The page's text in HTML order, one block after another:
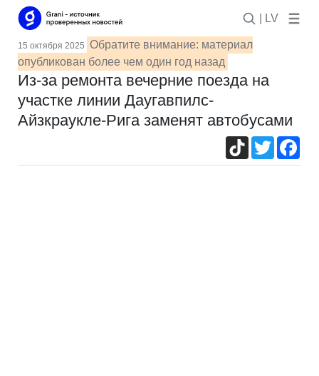
| LV
15 октября 2025 Обратите внимание: материал
опубликован более чем один год назад
Из-за ремонта вечерние поезда на
участке линии Даугавпилс-
Айзкраукле-Рига заменят автобусами
TikTokTwitter